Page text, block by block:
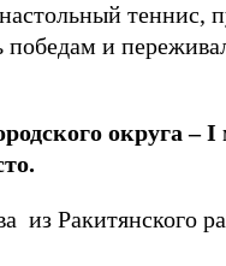
теннис,
победам и
округа –I
из Ракитянского